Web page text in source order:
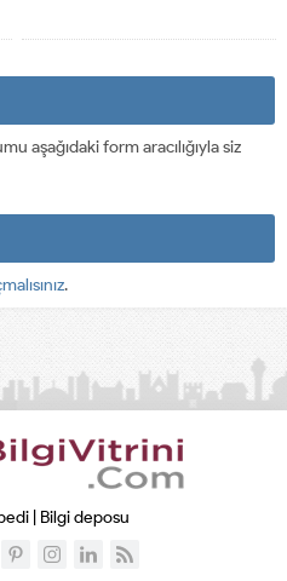
aşağıdaki form aracılığıyla siz
.
| Bilgi deposu